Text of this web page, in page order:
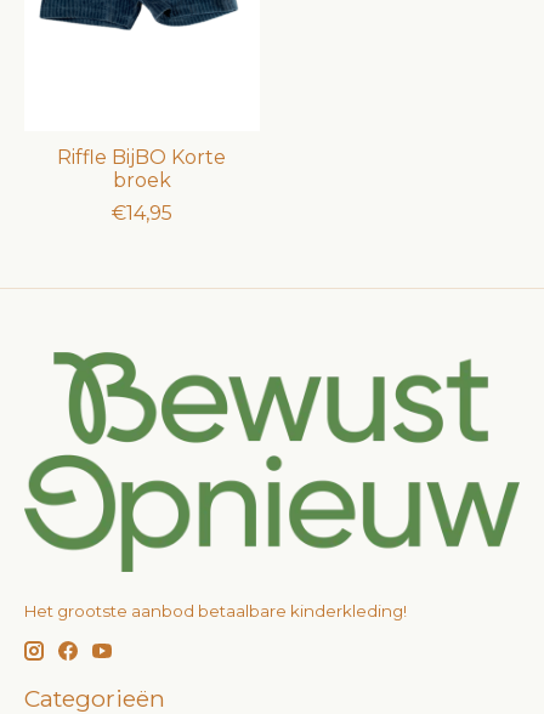
Riffle BijBO Korte
broek
€14,95
Het grootste aanbod betaalbare kinderkleding!
Categorieën